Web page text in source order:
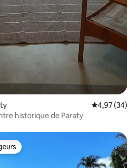
Évaluation
4,97 (34)
historique de Paraty